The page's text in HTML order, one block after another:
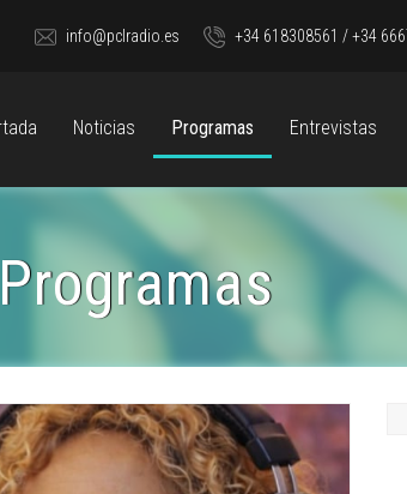
+34 618308561 / +34
info@pclradio.es
Noticias Programas Entrevistas
Programas